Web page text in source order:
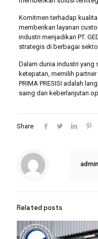
Komitmen terhadap
memberikan layanan
industri menjadikan PT.
strategis di berbagai
Dalam dunia industri yang
ketepatan, memilih
PRIMA PRESISI adalah
saing dan keberlanjutan
Share
admin
Related posts